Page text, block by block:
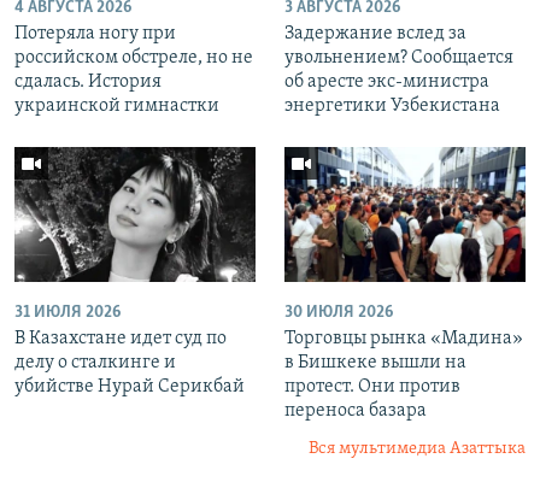
4 АВГУСТА 2026
Потеряла ногу при
российском обстреле, но не
сдалась. История
украинской гимнастки
3 АВГУСТА 2026
Задержание вслед за
увольнением? Сообщается
об аресте экс-министра
энергетики Узбекистана
31 ИЮЛЯ 2026
В Казахстане идет суд по
делу о сталкинге и
убийстве Нурай Серикбай
30 ИЮЛЯ 2026
Торговцы рынка «Мадина»
в Бишкеке вышли на
протест. Они против
переноса базара
Вся мультимедиа Азаттыка